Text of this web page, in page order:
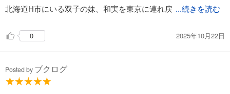
北海道H市にいる双子の妹、和実を東京に連れ戻 ...続きを読む
0 2025年10月22日
Posted by ブクログ